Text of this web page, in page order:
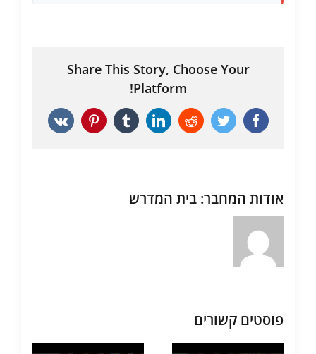
Share This Story, Choose Your
Platform!
Facebook
Twitter
Reddit
LinkedIn
Tumblr
Pinterest
Vk
אודות המחבר: בית המדרש
פוסטים קשורים